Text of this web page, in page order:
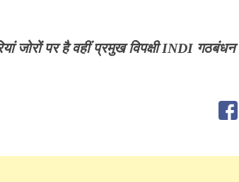
जोरों पर है वहीं प्रमुख विपक्षी INDI